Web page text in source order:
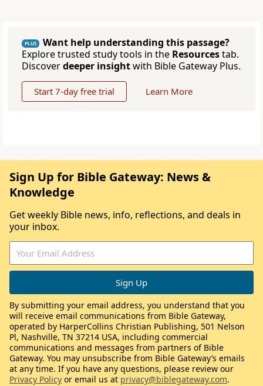
PLUS
Want help understanding this passage?
Explore trusted study tools in the Resourcestab.
Discoverdeeper insightwith Bible Gateway Plus.
Start 7-day free trial Learn More
Sign Up for Bible Gateway: News &
Knowledge
Get weekly Bible news, info, reflections, and deals in
your inbox.
By submitting your email address, you understand that you
will receive email communications from Bible Gateway,
operated by HarperCollins Christian Publishing, 501 Nelson
Pl, Nashville, TN 37214 USA, including commercial
communications and messages from partners of Bible
Gateway. You may unsubscribe from Bible Gateway’s emails
at any time. If you have any questions, please review our
Privacy Policy or email us at privacy@biblegateway.com.